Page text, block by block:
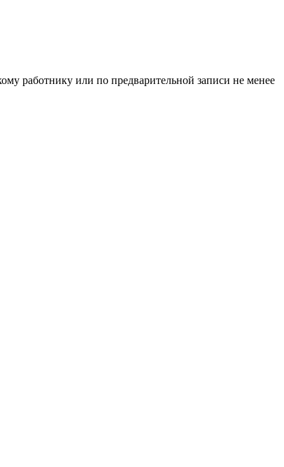
работнику или по предварительной записи не менее